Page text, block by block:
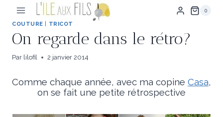
contenu
0
COUTURE TRICOT
On regarde dans le rétro?
Par lilofil 2 janvier 2014
Comme chaque année, avec ma copine Casa,
on se fait une petite rétrospective